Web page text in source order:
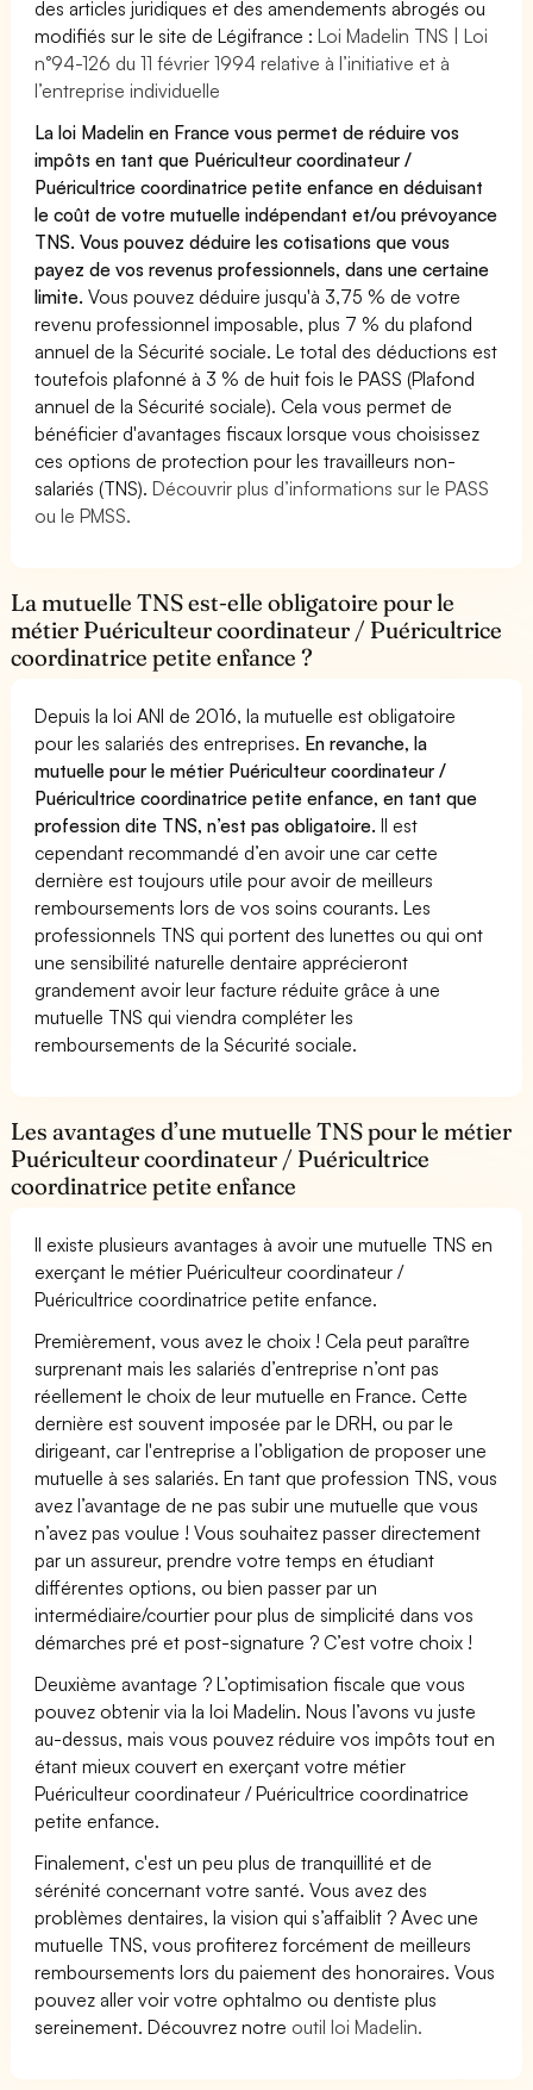
des articles juridiques et des amendements abrogés ou
modifiés sur le site de Légifrance :Loi Madelin TNS | Loi
n°94-126 du 11 février 1994 relative à l’initiative et à
l’entreprise individuelle
La loi Madelin en France vous permet de réduire vos
impôts en tant que Puériculteur coordinateur /
Puéricultrice coordinatrice petite enfance en déduisant
le coût de votre mutuelle indépendant et/ou prévoyance
TNS. Vous pouvez déduire les cotisations que vous
payez de vos revenus professionnels, dans une certaine
limite.Vous pouvez déduire jusqu'à 3,75 % de votre
revenu professionnel imposable, plus 7 % du plafond
annuel de la Sécurité sociale. Le total des déductions est
toutefois plafonné à 3 % de huit fois le PASS (Plafond
annuel de la Sécurité sociale). Cela vous permet de
bénéficier d'avantages fiscaux lorsque vous choisissez
ces options de protection pour les travailleurs non-
salariés (TNS).Découvrir plus d’informations sur le PASS
ou le PMSS.
La mutuelle TNS est-elle obligatoire pour le
métier Puériculteur coordinateur / Puéricultrice
coordinatrice petite enfance ?
Depuis la loi ANI de 2016, la mutuelle est obligatoire
pour les salariés des entreprises. En revanche, la
mutuelle pour le métier Puériculteur coordinateur /
Puéricultrice coordinatrice petite enfance, en tant que
profession dite TNS, n’est pas obligatoire.Il est
cependant recommandé d’en avoir une car cette
dernière est toujours utile pour avoir de meilleurs
remboursements lors de vos soins courants. Les
professionnels TNS qui portent des lunettes ou qui ont
une sensibilité naturelle dentaire apprécieront
grandement avoir leur facture réduite grâce à une
mutuelle TNS qui viendra compléter les
remboursements de la Sécurité sociale.
Les avantages d’une mutuelle TNS pour le métier
Puériculteur coordinateur / Puéricultrice
coordinatrice petite enfance
Il existe plusieurs avantages à avoir une mutuelle TNS en
exerçant le métier Puériculteur coordinateur /
Puéricultrice coordinatrice petite enfance.
Premièrement, vous avez le choix ! Cela peut paraître
surprenant mais les salariés d’entreprise n’ont pas
réellement le choix de leur mutuelle en France. Cette
dernière est souvent imposée par le DRH, ou par le
dirigeant, car l'entreprise a l’obligation de proposer une
mutuelle à ses salariés. En tant que profession TNS, vous
avez l’avantage de ne pas subir une mutuelle que vous
n’avez pas voulue ! Vous souhaitez passer directement
par un assureur, prendre votre temps en étudiant
différentes options, ou bien passer par un
intermédiaire/courtier pour plus de simplicité dans vos
démarches pré et post-signature ? C’est votre choix !
Deuxième avantage ? L’optimisation fiscale que vous
pouvez obtenir via la loi Madelin. Nous l’avons vu juste
au-dessus, mais vous pouvez réduire vos impôts tout en
étant mieux couvert en exerçant votre métier
Puériculteur coordinateur / Puéricultrice coordinatrice
petite enfance.
Finalement, c'est un peu plus de tranquillité et de
sérénité concernant votre santé. Vous avez des
problèmes dentaires, la vision qui s’affaiblit ? Avec une
mutuelle TNS, vous profiterez forcément de meilleurs
remboursements lors du paiement des honoraires. Vous
pouvez aller voir votre ophtalmo ou dentiste plus
sereinement. Découvrez notre outil loi Madelin.